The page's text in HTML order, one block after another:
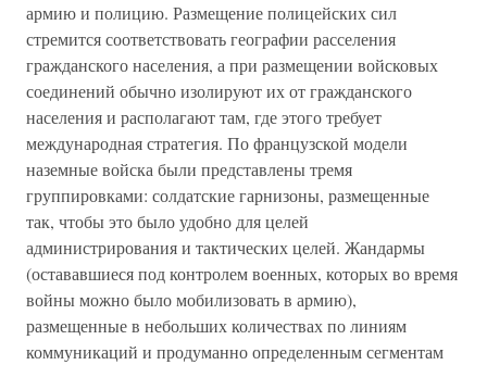
армию и полицию. Размещение полицейских сил
стремится соответствовать географии расселения
гражданского населения, а при размещении войсковых
соединений обычно изолируют их от гражданского
населения и располагают там, где этого требует
международная стратегия. По французской модели
наземные войска были представлены тремя
группировками: солдатские гарнизоны, размещенные
так, чтобы это было удобно для целей
администрирования и тактических целей. Жандармы
(остававшиеся под контролем военных, которых во время
войны можно было мобилизовать в армию),
размещенные в небольших количествах по линиям
коммуникаций и продуманно определенным сегментам